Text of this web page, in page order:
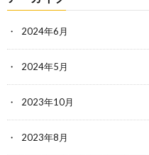
2024年6月
2024年5月
2023年10月
2023年8月